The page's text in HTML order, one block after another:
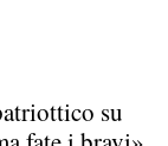
su